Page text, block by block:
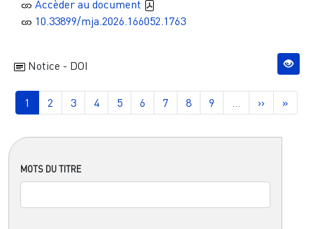
MOTS DU TITRE
Accèder au document
10.33899/mja.2026.166052.1763
Notice - DOI
Pagination
Page courante
1 Page
2 Page
3 Page
4 Page
5 Page
6 Page
7 Page
8 Page
9 Page
›› »